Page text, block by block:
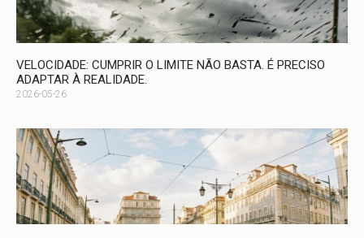
VELOCIDADE: CUMPRIR O LIMITE NÃO BASTA. É PRECISO
ADAPTAR À REALIDADE.
2026-05-26